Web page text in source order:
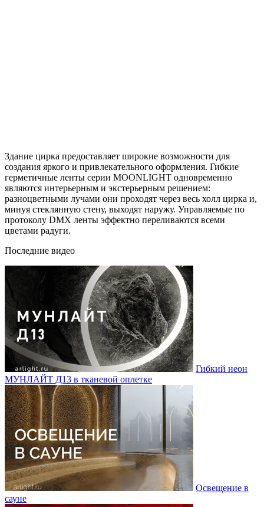
Здание цирка предоставляет широкие возможности для
создания яркого и привлекательного оформления. Гибкие
герметичные ленты серии MOONLIGHT одновременно
являются интерьерным и экстерьерным решением:
разноцветными лучами они проходят через весь холл цирка и,
минуя стеклянную стену, выходят наружу. Управляемые по
протоколу DMX ленты эффектно переливаются всеми
цветами радуги.
Последние видео
Гибкий неон
МУНЛАЙТ Д13 в тканевой оплетке
Освещение в
сауне